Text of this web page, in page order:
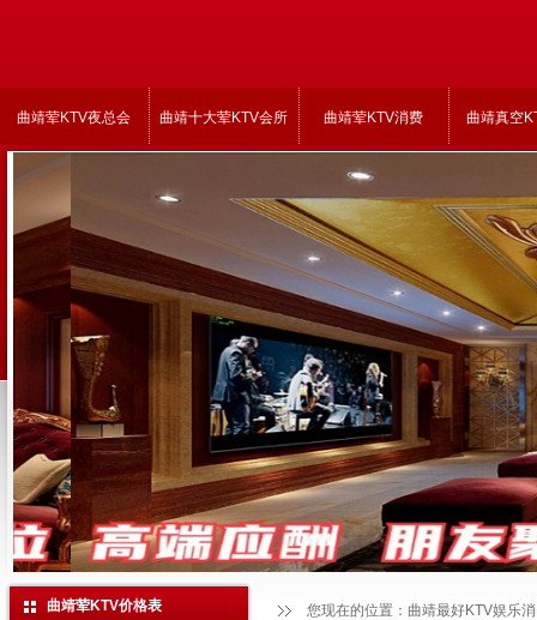
曲靖荤KTV夜总会 曲靖十大荤KTV会所 曲靖荤KTV消费 曲靖真空
曲靖荤KTV价格表 您现在的位置： 曲靖最好KTV娱乐